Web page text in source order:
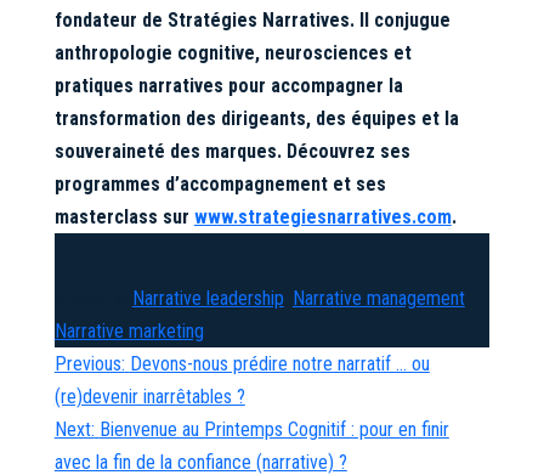
fondateur de Stratégies Narratives. Il conjugue
anthropologie cognitive, neurosciences et
pratiques narratives pour accompagner la
transformation des dirigeants, des équipes et la
souveraineté des marques. Découvrez ses
programmes d’accompagnement et ses
masterclass sur www.strategiesnarratives.com.
Narrative leadership Narrative management,
Narrative marketing
Navigation
de
l’article
Previous: Devons-nous prédire notre narratif … ou
(re)devenir inarrêtables ?
Next: Bienvenue au Printemps Cognitif : pour en finir
avec la fin de la confiance (narrative) ?